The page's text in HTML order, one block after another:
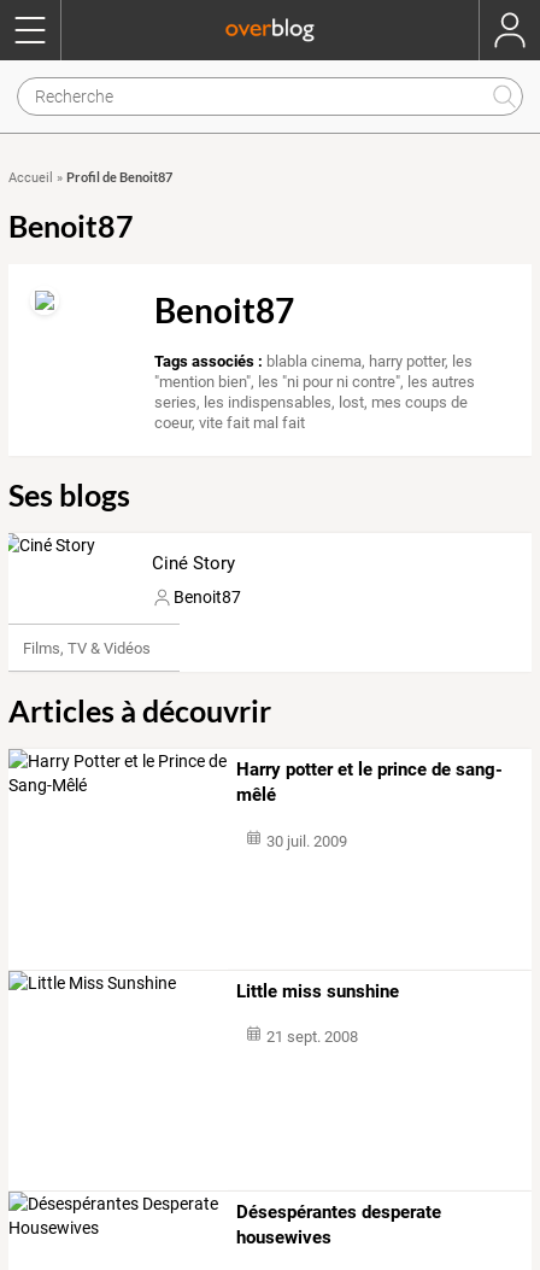
Accueil » Profil de Benoit87
Benoit87
Benoit87
Tags associés : blabla cinema, harry potter, les
"mention bien", les "ni pour ni contre", les autres
series, les indispensables, lost, mes coups de
coeur,vite fait mal fait
Ses blogs
Ciné Story
Benoit87
Films, TV & Vidéos
Articles à découvrir
Harry potter et le prince de sang-
mêlé
30 juil. 2009
Little miss sunshine
21 sept. 2008
Désespérantes desperate
housewives